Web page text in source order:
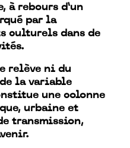
rebours d’un
par la
culturels dans de
relève ni du
la variable
une colonne
urbaine et
transmission,